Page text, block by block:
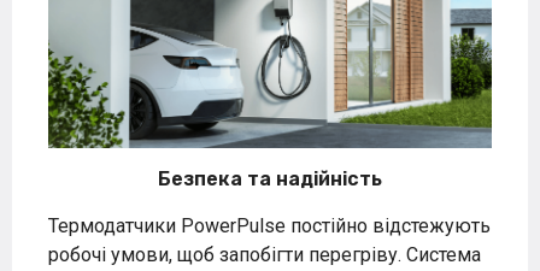
Безпека та надійність
Термодатчики PowerPulse постійно відстежують
робочі умови, щоб запобігти перегріву. Система